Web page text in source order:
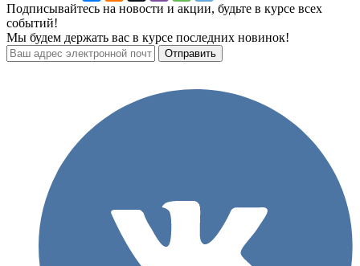
Подписывайтесь на новости и акции, будьте в курсе всех
событий!
Мы будем держать вас в курсе последних новинок!